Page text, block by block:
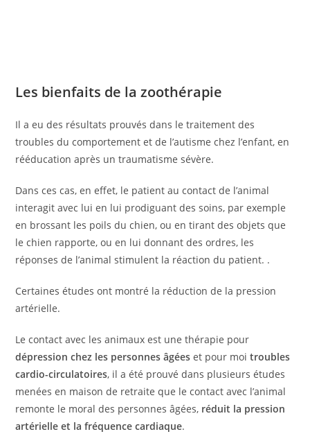
Les bienfaits de la zoothérapie
Il a eu des résultats prouvés dans le traitement des
troubles du comportement et de l’autisme chez l’enfant, en
rééducation après un traumatisme sévère.
Dans ces cas, en effet, le patient au contact de l’animal
interagit avec lui en lui prodiguant des soins, par exemple
en brossant les poils du chien, ou en tirant des objets que
le chien rapporte, ou en lui donnant des ordres, les
réponses de l’animal stimulent la réaction du patient. .
Certaines études ont montré la réduction de la pression
artérielle.
Le contact avec les animaux est une thérapie pour
dépression chez les personnes âgéeset pour moitroubles
cardio-circulatoires, il a été prouvé dans plusieurs études
menées en maison de retraite que le contact avec l’animal
remonte le moral des personnes âgées, réduit la pression
artérielle et la fréquence cardiaque.